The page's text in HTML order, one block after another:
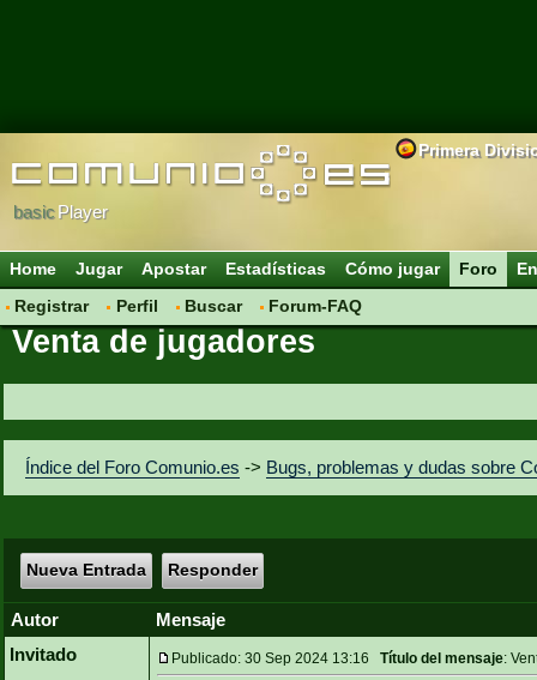
Primera
basicPlayer
Home Jugar Apostar Estadísticas Cómo jugar
Foro
Registrar
Perfil Buscar Forum-FAQ
Venta de jugadores
Índice del Foro Comunio.es -> Bugs, problemas y dudas sobre
Nueva Entrada Responder
Autor
Mensaje
Invitado
Publicado: 30 Sep 2024 13:16 Título del mensaje: